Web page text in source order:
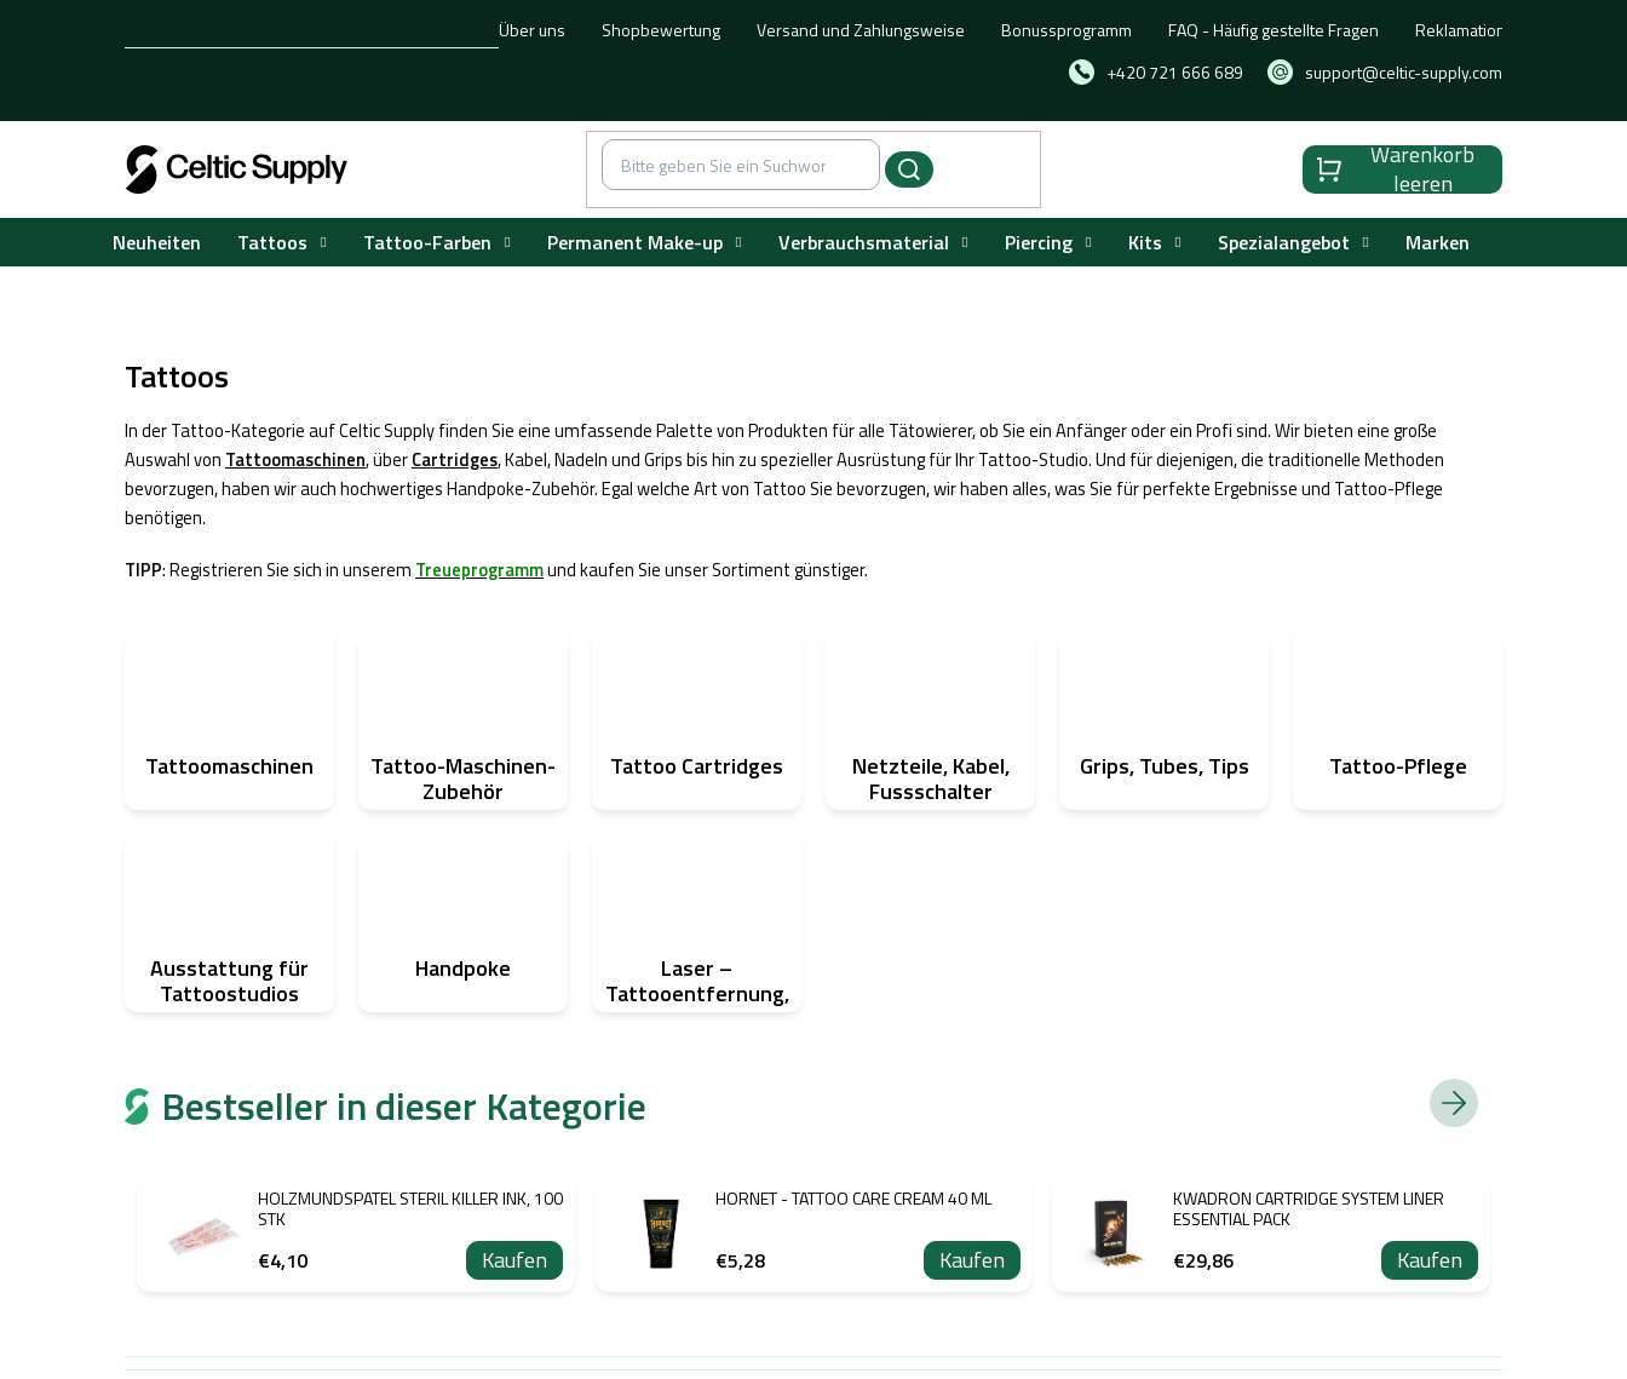
+420 721 666 689 support@celtic-supply.com
Über uns Shopbewertung Versand und Zahlungsweise Bonussprogramm FAQ - Häufig gestellte Fragen Reklamation, Umtausch
Warenkorb
Warenkorb
leeren
Neuheiten Tattoos Tattoo-Farben Permanent Make-up Verbrauchsmaterial Piercing Kits Spezialangebot Marken
Tattoos
In der Tattoo-Kategorie auf Celtic Supply finden Sie eine umfassende Palette von Produkten für alle Tätowierer, ob Sie ein Anfänger oder ein Profi sind. Wir bieten eine große
Auswahl von Tattoomaschinen, überCartridges, Kabel, Nadeln und Grips bis hin zu spezieller Ausrüstung für Ihr Tattoo-Studio. Und für diejenigen, die traditionelle Methoden
bevorzugen, haben wir auch hochwertiges Handpoke-Zubehör. Egal welche Art von Tattoo Sie bevorzugen, wir haben alles, was Sie für perfekte Ergebnisse und Tattoo-Pflege
benötigen.
TIPP: Registrieren Sie sich in unserem Treueprogrammund kaufen Sie unser Sortiment günstiger.
Tattoomaschinen Tattoo-Maschinen-
Zubehör
Tattoo Cartridges Netzteile, Kabel,
Fussschalter
Grips, Tubes, Tips Tattoo-Pflege
Ausstattung für
Tattoostudios
Handpoke Laser –
Tattooentfernung,
Bestseller in dieser Kategorie
HOLZMUNDSPATEL STERIL KILLER INK, 100
STK
€4,10 Kaufen
HORNET - TATTOO CARE CREAM 40 ML
€5,28 Kaufen
KWADRON CARTRIDGE SYSTEM LINER
ESSENTIAL PACK
€29,86 Kaufen